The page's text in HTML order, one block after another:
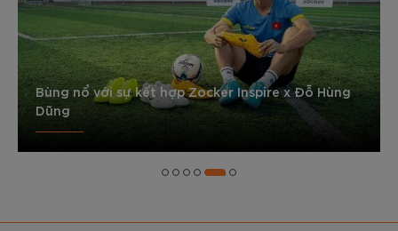
Bùng nổ với sự kết hợp Zocker Inspire x Đỗ Hùng
Dũng